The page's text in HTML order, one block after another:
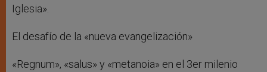
Iglesia».
El desafío de la «nueva evangelización»
«Regnum», «salus» y «metanoia» en el 3er milenio